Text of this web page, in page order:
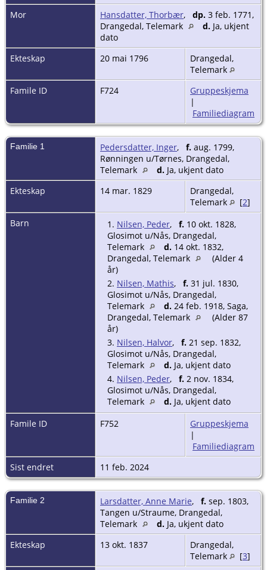
Mor
Hansdatter, Thorbær, dp. 3 feb. 1771,
Drangedal, Telemark
d. Ja, ukjent
dato
Ekteskap
20 mai 1796
Drangedal,
Telemark
Famile ID
F724
Gruppeskjema
|
Familiediagram
Familie 1 Pedersdatter, Inger, f. aug. 1799,
Rønningen u/Tørnes, Drangedal,
Telemark
d. Ja, ukjent dato
Ekteskap
14 mar. 1829
Drangedal,
Telemark
[2]
Barn
1. Nilsen, Peder, f. 10 okt. 1828,
Glosimot u/Nås, Drangedal,
Telemark
d. 14 okt. 1832,
Drangedal, Telemark
(Alder 4
år)
2. Nilsen, Mathis, f. 31 jul. 1830,
Glosimot u/Nås, Drangedal,
Telemark
d. 24 feb. 1918, Saga,
Drangedal, Telemark
(Alder 87
år)
3. Nilsen, Halvor, f. 21 sep. 1832,
Glosimot u/Nås, Drangedal,
Telemark
d. Ja, ukjent dato
4. Nilsen, Peder, f. 2 nov. 1834,
Glosimot u/Nås, Drangedal,
Telemark
d. Ja, ukjent dato
Famile ID
F752
Gruppeskjema
|
Familiediagram
Sist endret
11 feb. 2024
Familie 2 Larsdatter, Anne Marie, f. sep. 1803,
Tangen u/Straume, Drangedal,
Telemark
d. Ja, ukjent dato
Ekteskap
13 okt. 1837
Drangedal,
Telemark
[3]